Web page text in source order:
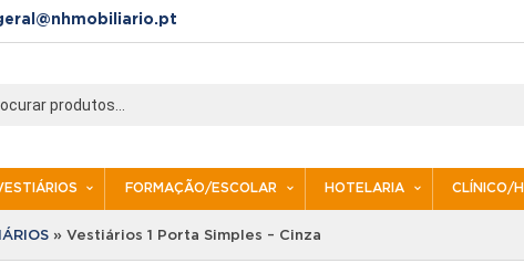
FORMAÇÃO/ESCOLAR HOTELARIA CLÍNICO/
» Vestiários 1 Porta Simples – Cinza